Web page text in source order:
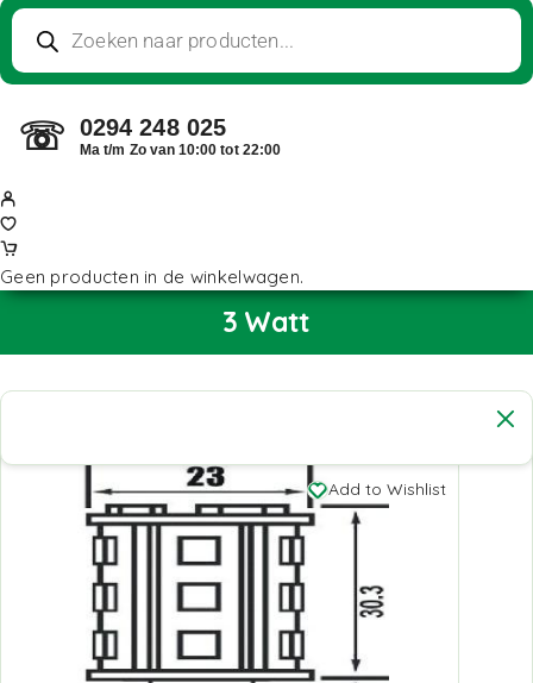
☏ 0294 248 025
Ma t/m Zo van 10:00 tot 22:00
Geen producten in de winkelwagen.
3 Watt
Add to Wishlist